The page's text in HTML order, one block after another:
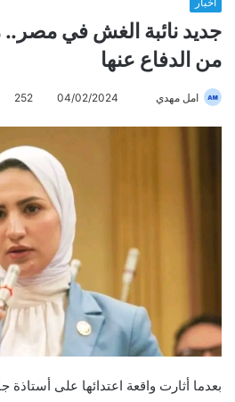
جديد نائبة الغش في
من الدفاع عنها
امل مهدي
د
ل
ت
04/02/2024
252
بعدما أثارت واقعة اعتدائها على